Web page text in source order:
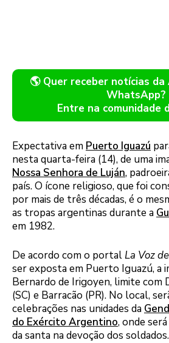
🌎 Quer receber notícias da
WhatsApp?
Entre na comunidade
Expectativa em Puerto Iguazú
nesta quarta-feira (14), de uma
Nossa Senhora de Luján,
país. O ícone religioso, que foi
por mais de três décadas, é o
as tropas argentinas durante a
em 1982.
De acordo com o portalLa Voz
ser exposta em Puerto Iguazú, a
Bernardo de Irigoyen, limite com
(SC) e Barracão (PR). No local,
celebrações nas unidades da
do Exército Argentino, onde
da santa na devoção dos soldados.